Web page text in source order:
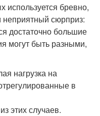
используется бревно,
неприятный сюрприз:
достаточно большие
могут быть разными,
нагрузка на
в
этих случаев.